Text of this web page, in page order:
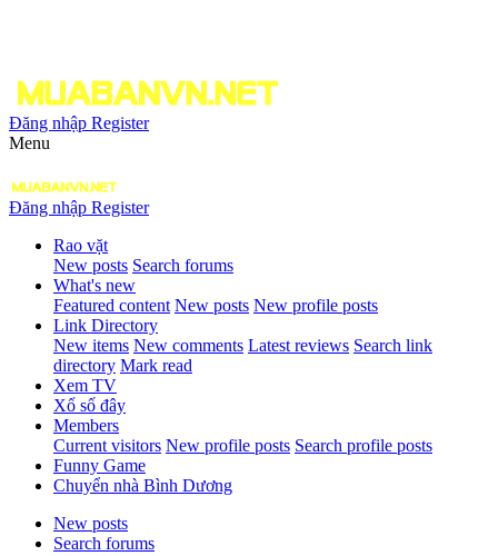
Đăng nhập Register
Menu
Đăng nhập Register
Rao vặt
New posts Search forums
What's new
Featured content New posts New profile posts
Link Directory
New items New comments Latest reviews Search link
directory Mark read
Xem TV
Xổ số đây
Members
Current visitors New profile posts Search profile posts
Funny Game
Chuyển nhà Bình Dương
New posts
Search forums